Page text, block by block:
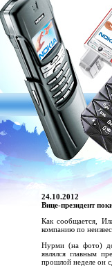
24.10.2012
Вице-президент
Как сообщается,
компанию по
Нурми (на фото)
являлся главным
прошлой неделе он